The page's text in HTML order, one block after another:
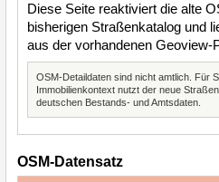
Diese Seite reaktiviert die alte
bisherigen Straßenkatalog und
aus der vorhandenen Geoview-
OSM-Detaildaten sind nicht amtlich. Für
Immobilienkontext nutzt der neue
deutschen Bestands- und Amtsdaten.
OSM-Datensatz